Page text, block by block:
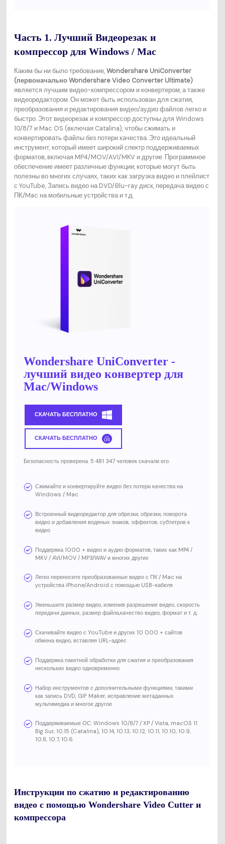
Часть 1. Лучший Видеорезак и
компрессор для Windows / Mac
Каким бы ни было требование,Wondershare UniConverter
(первоначально Wondershare Video Converter Ultimate)
является лучшим видео-компрессором и конвертером, а также
видеоредактором. Он может быть использован для сжатия,
преобразования и редактирования видео/аудио файлов легко и
быстро. Этот видеорезак и компрессор доступны для Windows
10/8/7 и Mac OS (включая Catalina), чтобы сжимать и
конвертировать файлы без потери качества. Это идеальный
инструмент, который имеет широкий спектр поддерживаемых
форматов, включая MP4/MOV/AVI/MKV и другие. Программное
обеспечение имеет различные функции, которые могут быть
полезны во многих случаях, таких как загрузка видео и плейлист
с YouTube, Запись видео на DVD/Blu-ray диск, передача видео с
ПК/Mac на мобильные устройства и т.д.
Wondershare UniConverter -
лучший видео конвертер для
Mac/Windows
СКАЧАТЬ БЕСПЛАТНО
СКАЧАТЬ БЕСПЛАТНО
Безопасность проверена. 5 481 347 человек скачали его.
Сжимайте и конвертируйте видео без потери качества на
Windows / Mac
Встроенный видеоредактор для обрезки, обрезки, поворота
видео и добавления водяных знаков, эффектов, субтитров к
видео
Поддержка 1000 + видео и аудио форматов, таких как MP4 /
MKV / AVI/MOV / MP3/WAV и многих других
Легко переносите преобразованные видео с ПК / Mac на
устройства iPhone/Android с помощью USB-кабеля
Уменьшите размер видео, изменив разрешение видео, скорость
передачи данных, размер файла,качество видео, формат и т. д.
Скачивайте видео с YouTube и других 10 000 + сайтов
обмена видео, вставляя URL-адрес
Поддержка пакетной обработки для сжатия и преобразования
нескольких видео одновременно
Набор инструментов с дополнительными функциями, такими
как запись DVD, GIF Maker, исправление метаданных
мультимедиа и многое другое
Поддерживаемые ОС: Windows 10/8/7 / XP / Vista, macOS 11
Big Sur, 10.15 (Catalina), 10.14, 10.13, 10.12, 10.11, 10.10, 10.9,
10.8, 10.7, 10.6.
Инструкции по сжатию и редактированию
видео с помощью Wondershare Video Cutter и
компрессора